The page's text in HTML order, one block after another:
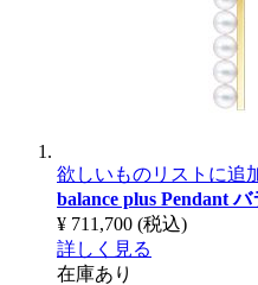
欲しいものリストに追
balance plus Pendantバ
¥ 711,700 (税込)
詳しく見る
在庫あり